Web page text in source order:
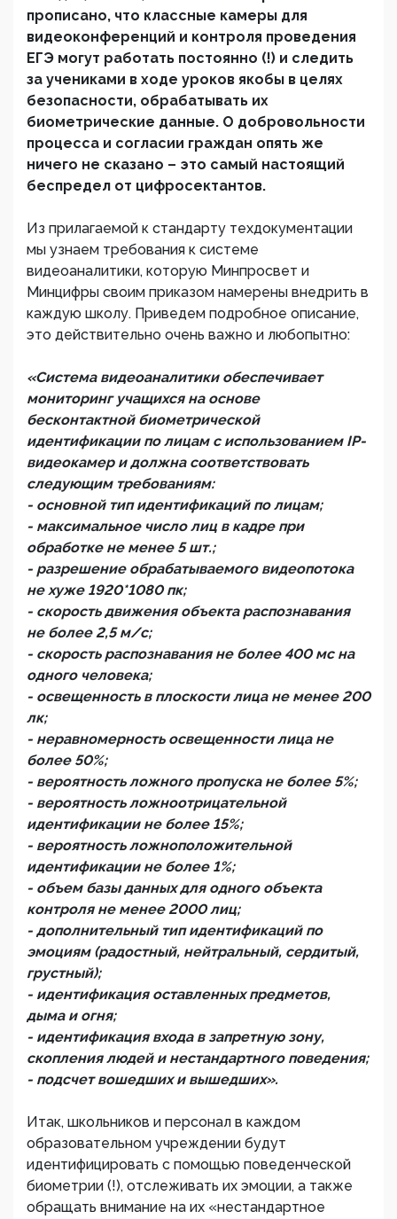
прописано, что классные камеры для
видеоконференций и контроля проведения
ЕГЭ могут работать постоянно (!) и следить
за учениками в ходе уроков якобы в целях
безопасности, обрабатывать их
биометрические данные. О добровольности
процесса и согласии граждан опять же
ничего не сказано – это самый настоящий
беспредел от цифросектантов.
Из прилагаемой к стандарту техдокументации
мы узнаем требования к системе
видеоаналитики, которую Минпросвет и
Минцифры своим приказом намерены внедрить в
каждую школу. Приведем подробное описание,
это действительно очень важно и любопытно:
«Система видеоаналитики обеспечивает
мониторинг учащихся на основе
бесконтактной биометрической
идентификации по лицам с использованием IP-
видеокамер и должна соответствовать
следующим требованиям:
- основной тип идентификаций по лицам;
- максимальное число лиц в кадре при
обработке не менее 5 шт.;
- разрешение обрабатываемого видеопотока
не хуже 1920*1080 пк;
- скорость движения объекта распознавания
не более 2,5 м/с;
- скорость распознавания не более 400 мс на
одного человека;
- освещенность в плоскости лица не менее 200
лк;
- неравномерность освещенности лица не
более 50%;
- вероятность ложного пропуска не более 5%;
- вероятность ложноотрицательной
идентификации не более 15%;
- вероятность ложноположительной
идентификации не более 1%;
- объем базы данных для одного объекта
контроля не менее 2000 лиц;
- дополнительный тип идентификаций по
эмоциям (радостный, нейтральный, сердитый,
грустный);
- идентификация оставленных предметов,
дыма и огня;
- идентификация входа в запретную зону,
скопления людей и нестандартного поведения;
- подсчет вошедших и вышедших».
Итак, школьников и персонал в каждом
образовательном учреждении будут
идентифицировать с помощью поведенческой
биометрии (!), отслеживать их эмоции, а также
обращать внимание на их «нестандартное